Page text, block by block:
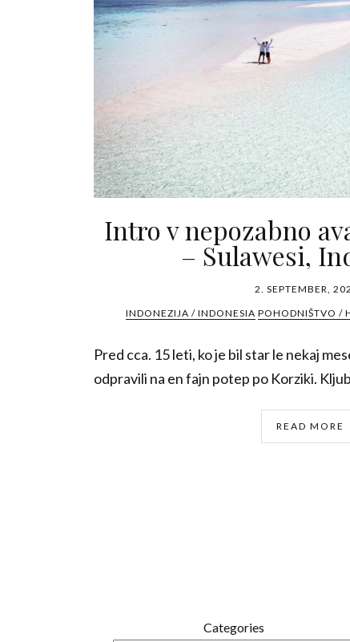
Intro v nepozabno
– Sulawesi,
2. SEPTEMBER,
INDONEZIJA / INDONESIA POHODNIŠTVO /
Pred cca. 15 leti, ko je bil star le nekaj
odpravili na en fajn potep po Korziki.
READ MORE
Categories